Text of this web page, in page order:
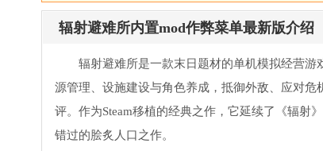
辐射避难所内置mod作弊菜单最新版介绍
辐射避难所是一款末日题材的单机模拟经营
源管理、设施建设与角色养成，抵御外敌、应对
评。作为Steam移植的经典之作，它延续了《辐射
错过的脍炙人口之作。